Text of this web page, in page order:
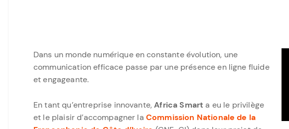
Dans un monde numérique en constante évolution, une
communication efficace passe par une présence en ligne fluide
et engageante.
En tant qu’entreprise innovante,Africa Smart a eu le privilège
et le plaisir d’accompagner la Commission Nationale de la